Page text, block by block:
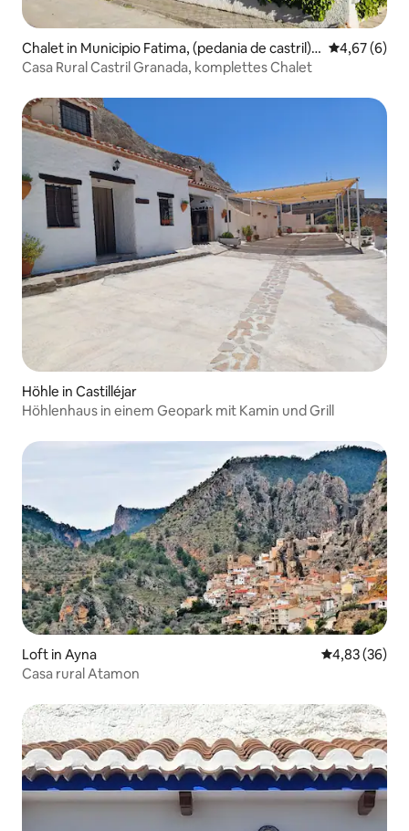
Chalet in Municipio Fatima, (pedania de castril) c
iudad de Granada.
4,67 (6)
Casa Rural Castril Granada, komplettes Chalet
Höhle in Castilléjar
Höhlenhaus in einem Geopark mit Kamin und Grill
Loft in Ayna
4,83 (36)
Casa rural Atamon